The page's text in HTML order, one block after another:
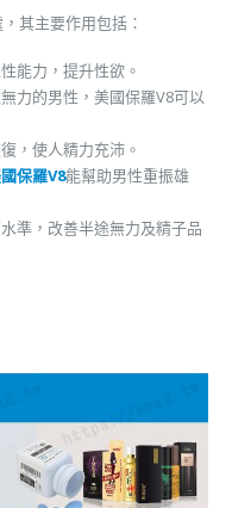
其主要作用包括：
能力，提升性欲。
力的男性，美國保羅V8可以
，使人精力充沛。
保羅V8能幫助男性重振雄
準，改善半途無力及精子品